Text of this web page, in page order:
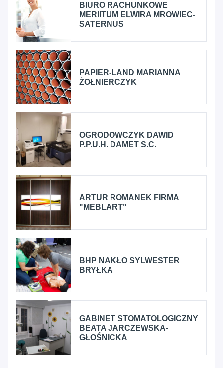
BIURO RACHUNKOWE
MERIITUM ELWIRA MROWIEC-
SATERNUS
PAPIER-LAND MARIANNA
ŻOŁNIERCZYK
OGRODOWCZYK DAWID
P.P.U.H. DAMET S.C.
ARTUR ROMANEK FIRMA
"MEBLART"
BHP NAKŁO SYLWESTER
BRYŁKA
GABINET STOMATOLOGICZNY
BEATA JARCZEWSKA-
GŁOŚNICKA